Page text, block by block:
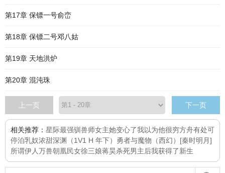
第17章 保镖一号俞峦
第18章 保镖二号邓八姑
第19章 天地洪炉
第20章 混沌珠
上一页 下一页
相关推荐： 星际最强驯兽师女主她变心了我以为他很穷方舟有处可
停泊乳奴浓甜深渊（1V1 H 年下） 勇者与魔物（西幻） [秦时明月]
所谓伊人万兽朝凰民女徐三娘蒋昊杀死男主后我获得了新生